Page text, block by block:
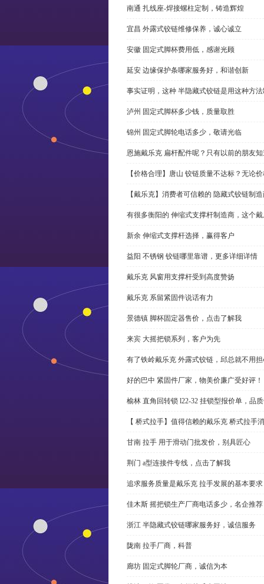
南通 扎线座-焊接螺柱定制，铸造辉煌
宜昌 外露式铰链维修保养，诚心诚立
安徽 固定式脚杯费用低，感谢光顾
延安 边缘保护条哪家服务好，和谐创新
事实证明，这种 半隐藏式铰链是用这种方
泸州 固定式脚杯多少钱，质量取胜
锦州 固定式脚轮电话多少，敬请光临
恩施戴乐克 扁杆配件呢？只有以前的朋友
【价格合理】唐山 铰链质量不达标？无论
【戴乐克】消费者可信赖的 隐藏式铰链制
有很多衡阳的 伸缩式支撑杆制造商，这个
新余 伸缩式支撑杆选择，赢得客户
益阳 不锈钢 铰链哪里靠谱，更多详细详情
戴乐克 风窗用支撑杆受到高度赞扬
戴乐克 系留紧固件说话有力
景德镇 脚杯固定器售价，点击了解我
来宾 大摇把锁系列，客户为先
有了铁岭戴乐克 外露式铰链，邱总就不用
好的巴中 紧固件厂家，物美价廉广受好评！
榆林 直角回转锁 l22-32 挂锁型报价单，品
【 桥式拉手】值得信赖的戴乐克 桥式拉手
甘南 拉手 用于滑动门批发价，别具匠心
荆门 a型连接件专线，点击了解我
追求服务质量是戴乐克 拉手发展的基本要求
佳木斯 摇把锁生产厂商电话多少，名企推荐
浙江 半隐藏式铰链哪家服务好，诚信服务
陇南 拉手厂商，科普
廊坊 固定式脚轮厂商，诚信为本